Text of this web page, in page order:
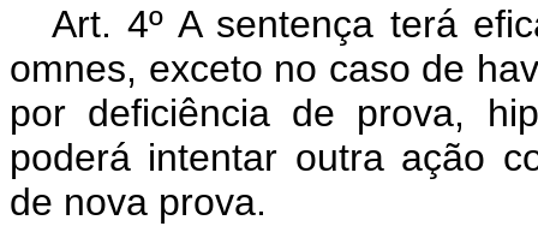
Art. 4º A sentença terá
omnes, exceto no caso de
por deficiência de prova,
poderá intentar outra ação
de nova prova.